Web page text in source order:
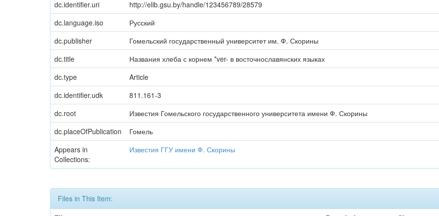
dc.identifier.uri http://elib.gsu.by/handle/123456789/28579
dc.language.iso
Русский
dc.publisher
Гомельский государственный университет им. Ф. Скорины
dc.title
Названия хлеба с корнем *ver- в восточнославянских языках
dc.type
Article
dc.identifier.udk
811.161-3
dc.root
Известия Гомельского государственного университета имени Ф. Скорины
dc.placeOfPublication
Гомель
Appears in
Collections:
Известия ГГУ имени Ф. Скорины
Files in This Item: